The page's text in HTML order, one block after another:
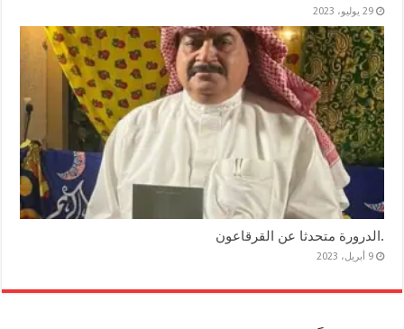
29 يوليو، 2023
.الدرورة متحدثا عن القرقاعون
9 أبريل، 2023